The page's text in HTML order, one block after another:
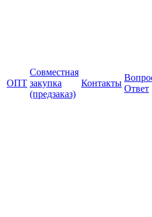
ОПТ
Совместная
закупка
(предзаказ)
Контакты
Ответ